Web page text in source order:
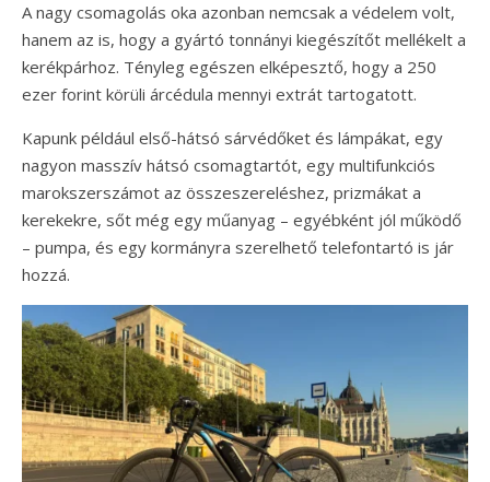
A nagy csomagolás oka azonban nemcsak a védelem volt,
hanem az is, hogy a gyártó tonnányi kiegészítőt mellékelt a
kerékpárhoz. Tényleg egészen elképesztő, hogy a 250
ezer forint körüli árcédula mennyi extrát tartogatott.
Kapunk például első-hátsó sárvédőket és lámpákat, egy
nagyon masszív hátsó csomagtartót, egy multifunkciós
marokszerszámot az összeszereléshez, prizmákat a
kerekekre, sőt még egy műanyag – egyébként jól működő
– pumpa, és egy kormányra szerelhető telefontartó is jár
hozzá.